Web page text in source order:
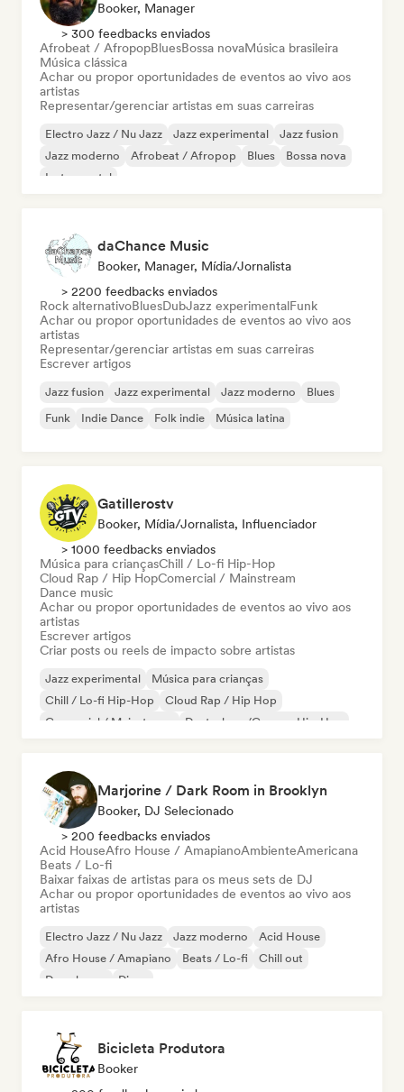
Booker, Manager
> 300 feedbacks enviados
Afrobeat / AfropopBluesBossa novaMúsica brasileira
Música clássica
Achar ou propor oportunidades de eventos ao vivo aos
artistas
Representar/gerenciar artistas em suas carreiras
Electro Jazz / Nu Jazz Jazz experimental
Jazz fusion
Jazz moderno
Afrobeat / Afropop Blues
Bossa nova
Instrumental
daChance Music
Booker, Manager, Mídia/Jornalista
> 2200 feedbacks enviados
Rock alternativoBluesDubJazz experimentalFunk
Achar ou propor oportunidades de eventos ao vivo aos
artistas
Representar/gerenciar artistas em suas carreiras
Escrever artigos
Jazz fusion Jazz experimental Jazz moderno
Blues
Funk
Indie Dance Folk indie Música latina
Gatillerostv
Booker, Mídia/Jornalista, Influenciador
> 1000 feedbacks enviados
Música para criançasChill / Lo-fi Hip-Hop
Cloud Rap / Hip HopComercial / Mainstream
Dance music
Achar ou propor oportunidades de eventos ao vivo aos
artistas
Escrever artigos
Criar posts ou reels de impacto sobre artistas
Jazz experimental
Música para crianças
Chill / Lo-fi Hip-Hop
Cloud Rap / Hip Hop
Comercial / Mainstream
Deutschrap/German Hip-Hop
Marjorine / Dark Room in Brooklyn
Booker, DJ Selecionado
> 200 feedbacks enviados
Acid HouseAfro House / AmapianoAmbienteAmericana
Beats / Lo-fi
Baixar faixas de artistas para os meus sets de DJ
Achar ou propor oportunidades de eventos ao vivo aos
artistas
Electro Jazz / Nu Jazz Jazz moderno
Acid House
Afro House / Amapiano
Beats / Lo-fi
Chill out
Deep house
Disco
Bicicleta Produtora
Booker